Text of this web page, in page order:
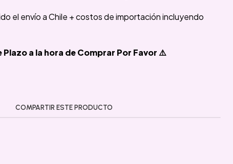
el envío a Chile + costos de importación incluyendo
a la hora de Comprar Por Favor ⚠️
COMPARTIR ESTE PRODUCTO